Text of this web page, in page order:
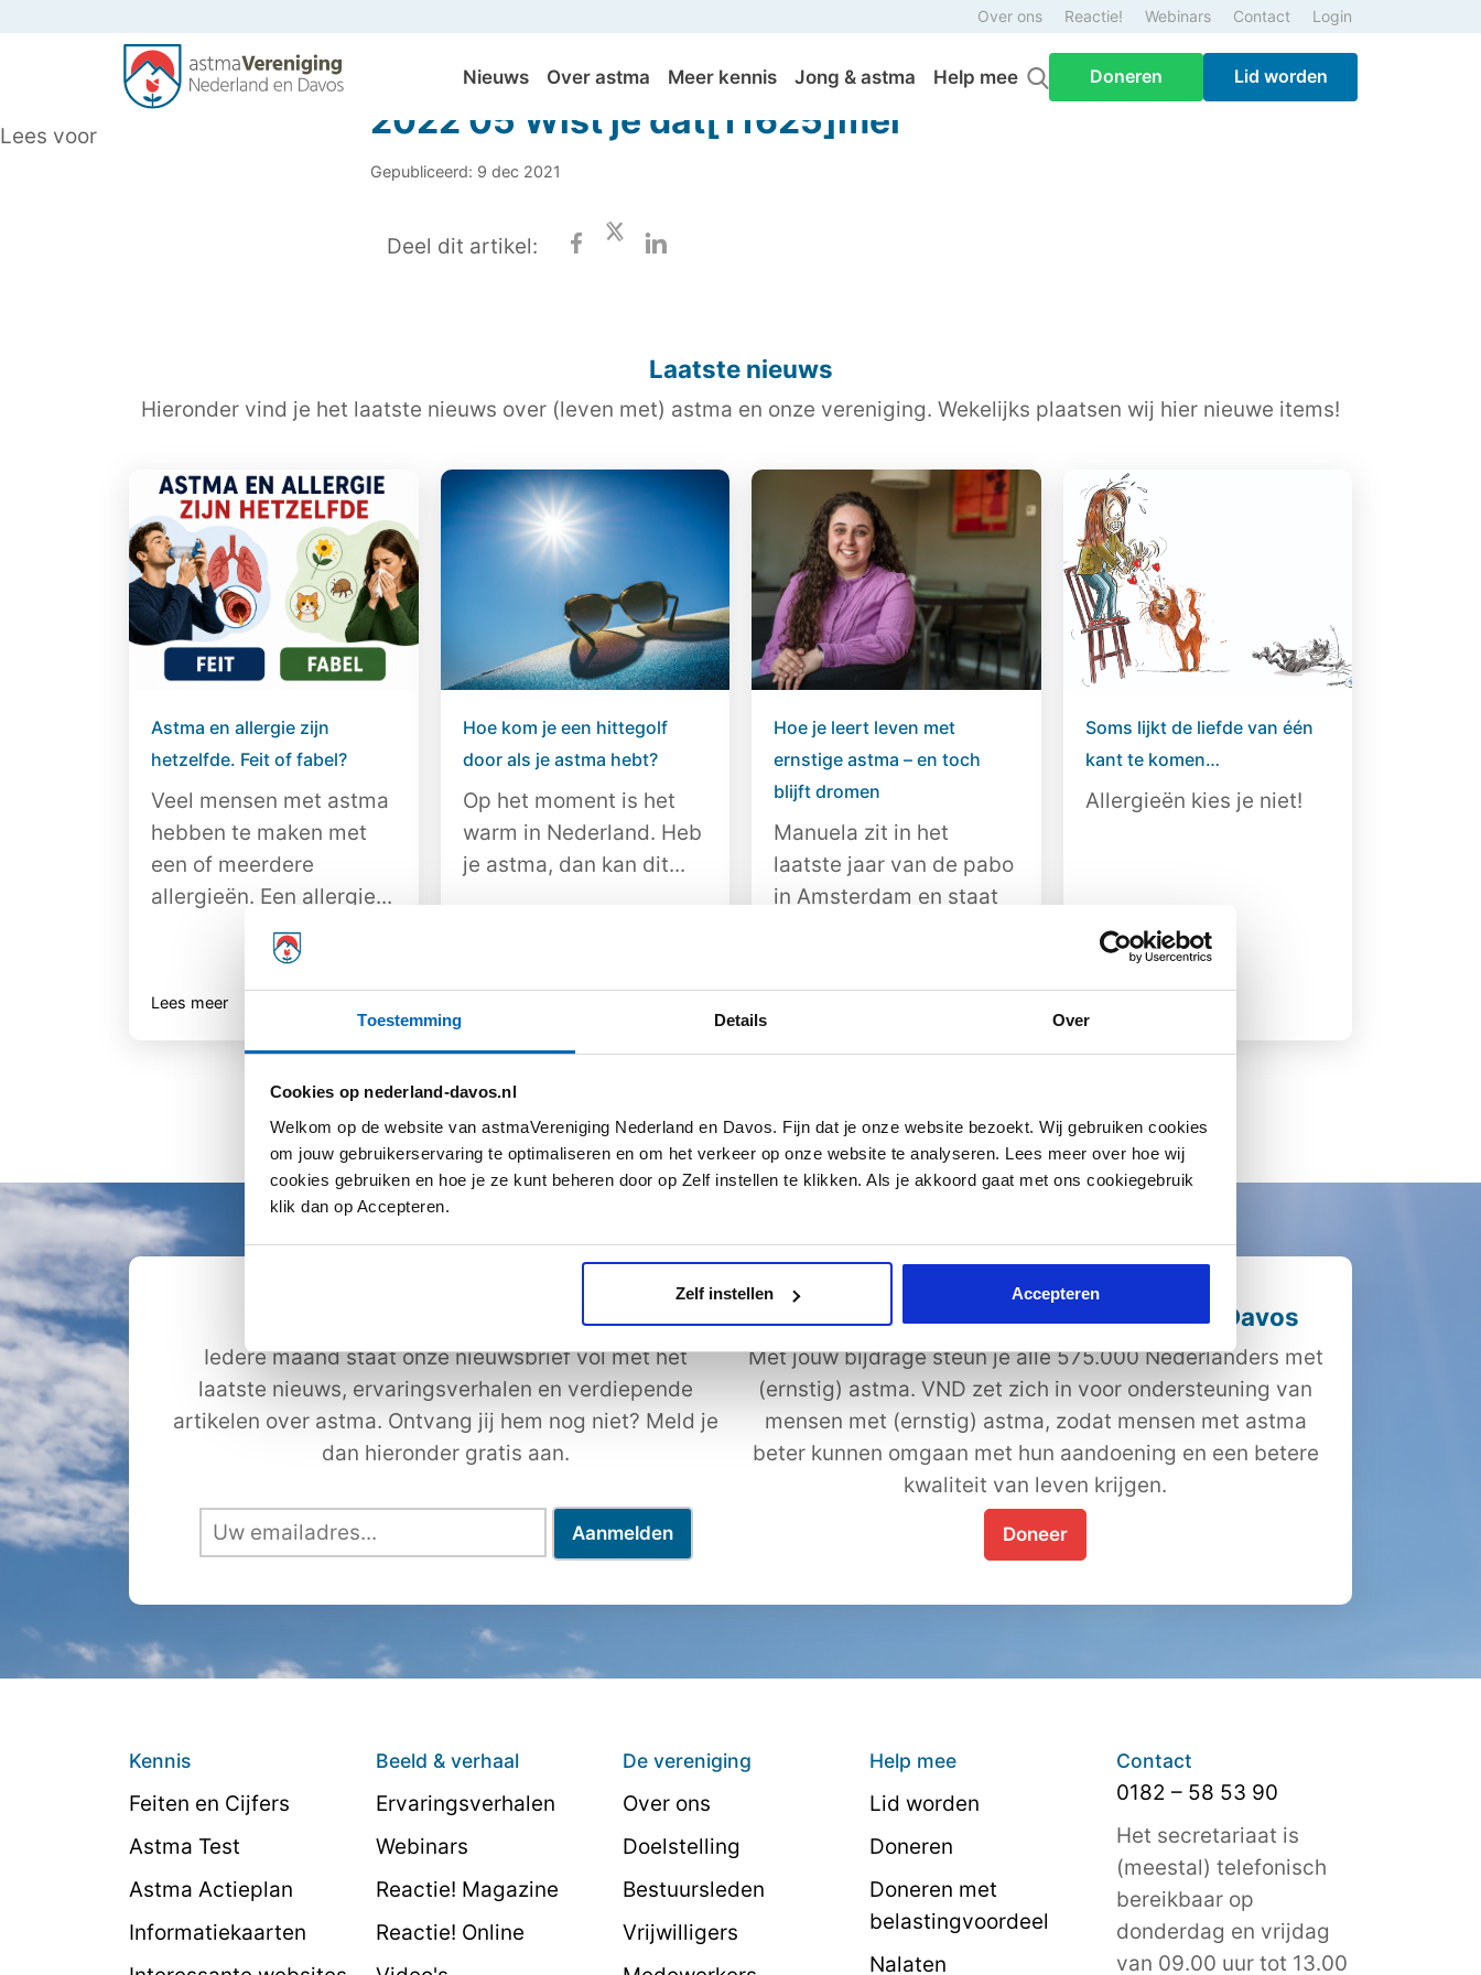
Toestemming Details Over
Cookies op nederland-davos.nl
Welkom op de website van astmaVereniging Nederland en Davos. Fijn dat je onze website bezoekt. Wij gebruiken cookies
om jouw gebruikerservaring te optimaliseren en om het verkeer op onze website te analyseren. Lees meer over hoe wij
cookies gebruiken en hoe je ze kunt beheren door op Zelf instellen te klikken. Als je akkoord gaat met ons cookiegebruik
klik dan op Accepteren.
Zelf instellen Accepteren
Over ons Reactie! Webinars Contact Login
Nieuws Over astma Meer kennis Jong & astma Help mee Doneren Lid worden
Lees voor 2022 05 Wist je dat[11625]mei
Gepubliceerd: 9 dec 2021
Deel dit artikel:
Laatste nieuws
Hieronder vind je het laatste nieuws over (leven met) astma en onze vereniging. Wekelijks plaatsen wij hier nieuwe items!
Astma en allergie zijn
hetzelfde. Feit of fabel?
Veel mensen met astma
hebben te maken met
een of meerdere
allergieën. Een allergie...
Lees meer
Hoe kom je een hittegolf
door als je astma hebt?
Op het moment is het
warm in Nederland. Heb
je astma, dan kan dit...
Hoe je leert leven met
ernstige astma – en toch
blijft dromen
Manuela zit in het
laatste jaar van de pabo
in Amsterdam en staat
Soms lijkt de liefde van één
kant te komen…
Allergieën kies je niet!
Ontvang de nieuwsbrief
Iedere maand staat onze nieuwsbrief vol met het
laatste nieuws, ervaringsverhalen en verdiepende
artikelen over astma. Ontvang jij hem nog niet? Meld je
dan hieronder gratis aan.
Steun astmaVereniging Nederland en Davos
Met jouw bijdrage steun je alle 575.000 Nederlanders met
(ernstig) astma. VND zet zich in voor ondersteuning van
mensen met (ernstig) astma, zodat mensen met astma
beter kunnen omgaan met hun aandoening en een betere
kwaliteit van leven krijgen.
Doneer
Kennis
Feiten en Cijfers
Astma Test
Astma Actieplan
Informatiekaarten
Beeld & verhaal
Ervaringsverhalen
Webinars
Reactie! Magazine
Reactie! Online
De vereniging
Over ons
Doelstelling
Bestuursleden
Vrijwilligers
Help mee
Lid worden
Doneren
Doneren met
belastingvoordeel
Nalaten
Contact
0182 – 58 53 90
Het secretariaat is
(meestal) telefonisch
bereikbaar op
donderdag en vrijdag
van 09.00 uur tot 13.00